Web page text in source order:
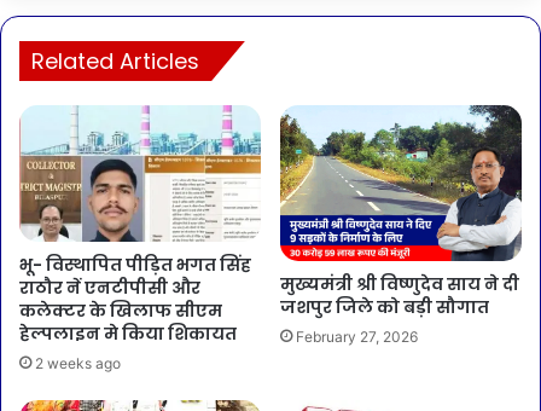
Related Articles
भू- विस्थापित पीड़ित भगत सिंह
राठौर नें एनटीपीसी और
कलेक्टर के खिलाफ सीएम
हेल्पलाइन मे किया शिकायत
2 weeks ago
मुख्यमंत्री श्री विष्णुदेव साय ने दी
जशपुर जिले को बड़ी सौगात
February 27, 2026